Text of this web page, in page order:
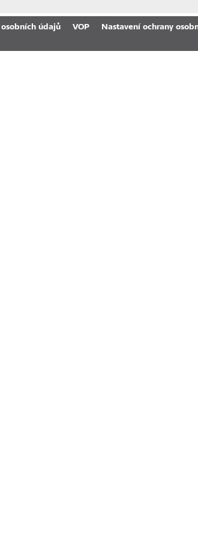
osobních údajů VOP
Nastavení ochrany